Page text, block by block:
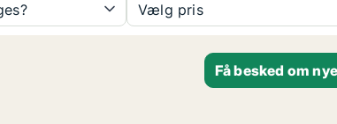
Vælg pris
Få besked om